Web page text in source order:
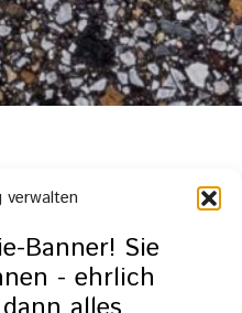
verwalten
Banner! Sie
- ehrlich